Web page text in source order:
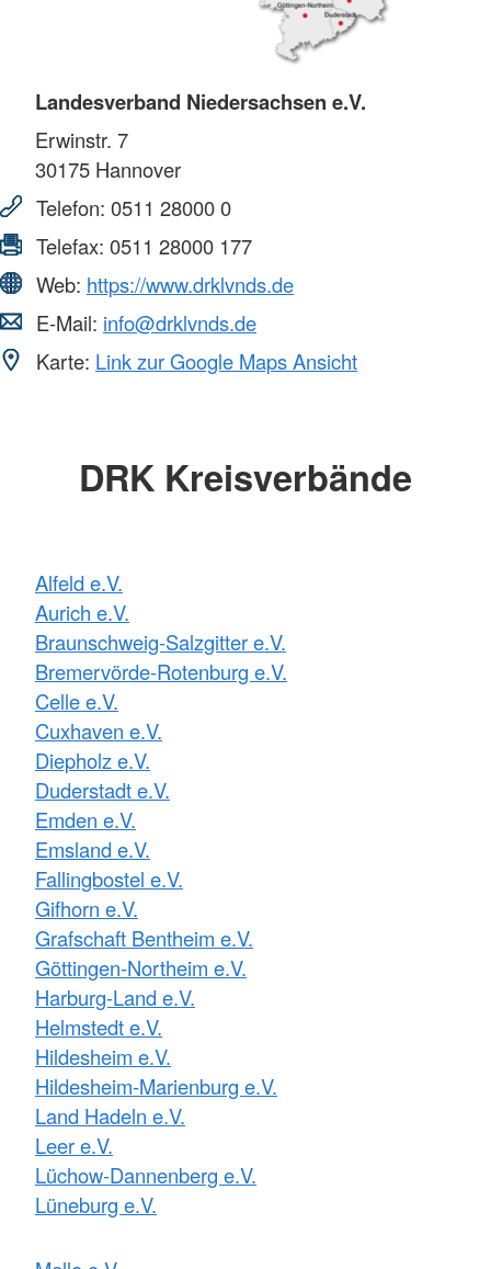
Landesverband Niedersachsen e.V.
Erwinstr. 7
30175 Hannover
Telefon: 0511 28000 0
Telefax: 0511 28000 177
Web: https://www.drklvnds.de
E-Mail: info@drklvnds.de
Karte: Link zur Google Maps Ansicht
DRK Kreisverbände
Alfeld e.V.
Aurich e.V.
Braunschweig-Salzgitter e.V.
Bremervörde-Rotenburg e.V.
Celle e.V.
Cuxhaven e.V.
Diepholz e.V.
Duderstadt e.V.
Emden e.V.
Emsland e.V.
Fallingbostel e.V.
Gifhorn e.V.
Grafschaft Bentheim e.V.
Göttingen-Northeim e.V.
Harburg-Land e.V.
Helmstedt e.V.
Hildesheim e.V.
Hildesheim-Marienburg e.V.
Land Hadeln e.V.
Leer e.V.
Lüchow-Dannenberg e.V.
Lüneburg e.V.